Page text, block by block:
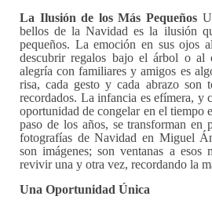
La Ilusión de los Más Pequeños
bellos de la Navidad es la ilusión
pequeños. La emoción en sus ojos
descubrir regalos bajo el árbol o al
alegría con familiares y amigos es
risa, cada gesto y cada abrazo son
recordados. La infancia es efímera, y
oportunidad de congelar en el tiempo
paso de los años, se transforman en
fotografías de Navidad en Miguel
son imágenes; son ventanas a esos
revivir una y otra vez, recordando la
Una Oportunidad Única